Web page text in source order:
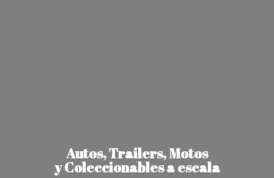
Autos, Trailers, Motos
y Coleccionablesa escala